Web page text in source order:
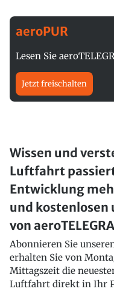
aeroPUR
Lesen Sie
Jetzt freischalten
Wissen und
Luftfahrt
Entwicklung
und kostenlosen
von
Abonnieren Sie
erhalten Sie von
Mittagszeit die
Luftfahrt direkt in Ihr